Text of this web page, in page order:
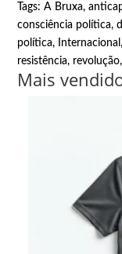
Tags:A Bruxa,
consciência política,
política, Internacional
resistência, revolução
Mais